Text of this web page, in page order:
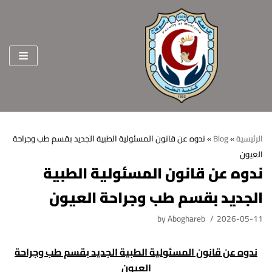
الرئيسية
عن الكلية
الرؤية والرسالة
الهيكل التنظيمي
الأقسام العلمية
شئون التعليم والطلاب
هيئة التدريس
الرئيسية»
Blog
»ندوه عن قانون المسئولية الطبية الجديد بقسم طب وجراحة
العيون
ندوه عن قانون المسئولية الطبية
الجديد بقسم طب وجراحة العيون
byAboghareb 2026-05-11
ندوه عن قانون المسئولية الطبية الجديد بقسمطب وجراحة
العيون